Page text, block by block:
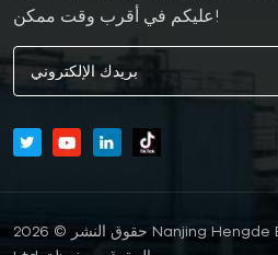
عليكم في أقرب وقت ممكن!
حقوق النشر © 2026 Nanjing Hengde Electrical Equipment Co.,